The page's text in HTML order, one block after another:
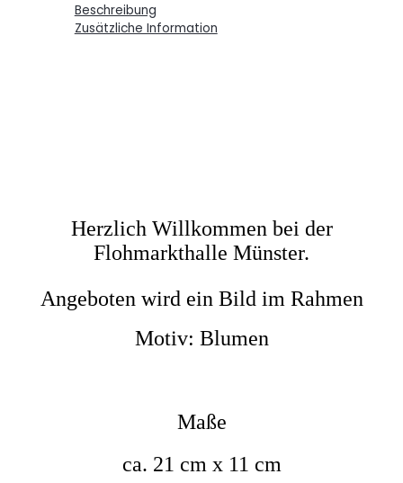
Beschreibung
Zusätzliche Information
Herzlich Willkommen bei der
Flohmarkthalle Münster.
Angeboten wird ein Bild im Rahmen
Motiv: Blumen
Maße
ca. 21 cm x 11 cm